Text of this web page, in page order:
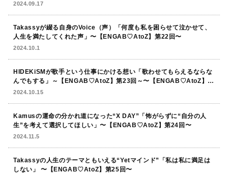
2024.09.17
Takassyが綴る自身のVoice（声）「何度も私を困らせて泣かせて、
人生を満たしてくれた声」〜【ENGAB♡AtoZ】第22回〜
2024.10.1
HIDEKiSMが歌手という仕事にかける想い「歌わせてもらえるならな
んでもする」～【ENGAB♡AtoZ】第23回～〜【ENGAB♡AtoZ】第
23回〜
2024.10.15
Kamusの運命の分かれ道になった“X DAY”「怖がらずに“自分の人
生”を考えて選択してほしい」〜【ENGAB♡AtoZ】第24回〜
2024.11.5
Takassyの人生のテーマともいえる“Yetマインド”「私は私に満足は
しない」 〜【ENGAB♡AtoZ】第25回〜